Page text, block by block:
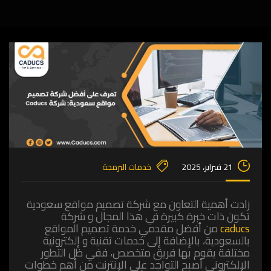
21 فبراير، 2025 خدمات البرمجة
زادت أهمية التعاون مع شركة تصميم مواقع سعودية
‏تكون ذات خبرة كبيرة في هذا المجال و شركة
caducsمن أفضل مقدمي خدمة تصميم المواقع
بالسعودية، بالإضافة إلى خدمات تقنية و إلكترونية
مختلفة يقوم بها فريق متخصص، ففي ظل التطور
الإلكتروني أصبح التواجد على الإنترنت من أهم خطوات